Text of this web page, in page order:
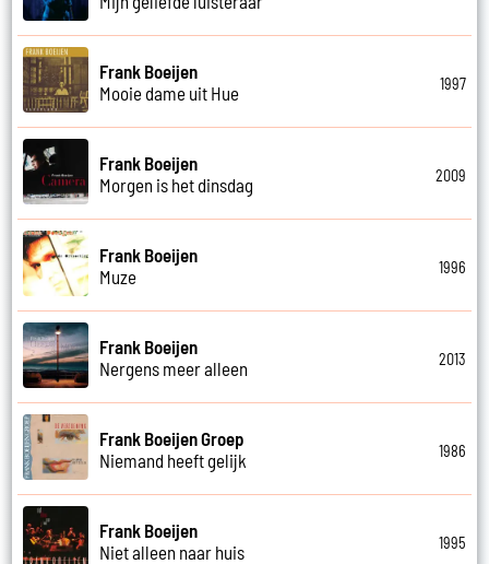
Frank Boeijen
Mooie dame uit Hue
1997
Frank Boeijen
Morgen is het dinsdag
2009
Frank Boeijen
Muze
1996
Frank Boeijen
Nergens meer alleen
2013
Frank Boeijen Groep
Niemand heeft gelijk
1986
Frank Boeijen
Niet alleen naar huis
1995